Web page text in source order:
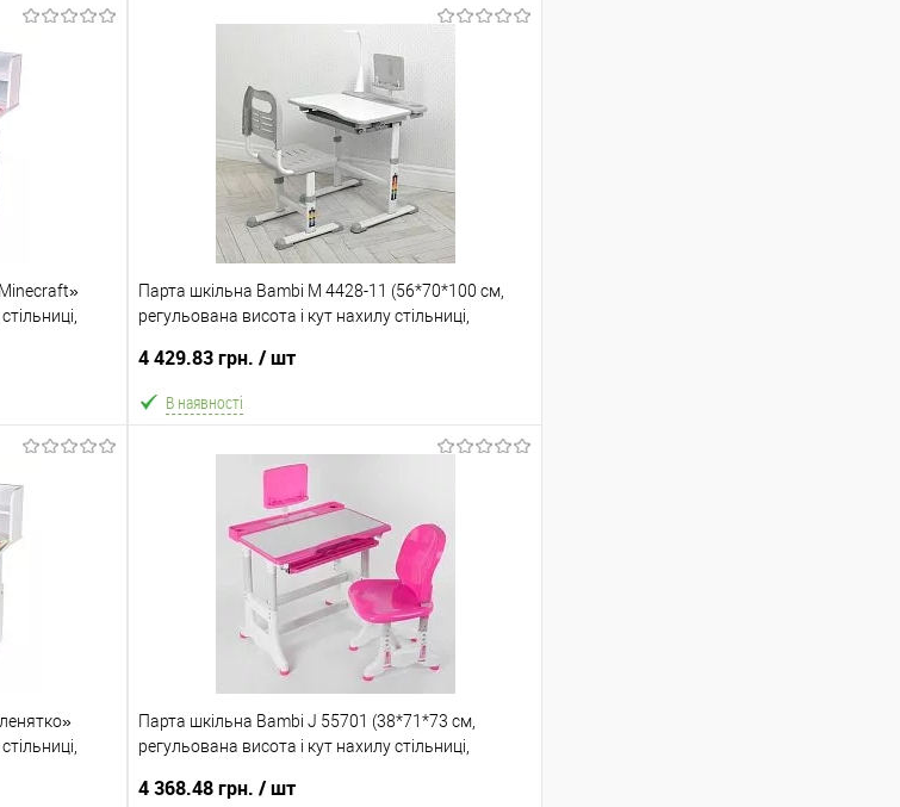
Парта шкільна Bambi M 4428-11 (56*70*100 см,
регульована висота і кут нахилу стільниці,
4 429.83 грн. / шт
В наявності
Порівняння
Склад зберігання
Відправка тільки Новою поштою протягом 2-5 днів
після передоплати 500 грн. В зв'язку з переобліком
Парта шкільна Bambi J 55701 (38*71*73 см,
регульована висота і кут нахилу стільниці,
4 368.48 грн. / шт